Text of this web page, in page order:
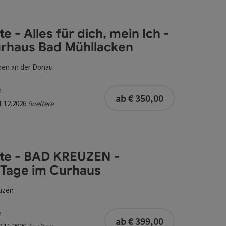
verfeinert werden kann. Die Ergebnisse in der Liste
Bad Mühllacken
- Alles für dich, mein Ich -
Bad Mühllacken
an der Donau
(weitere
ab € 350,00
Curhaus
- BAD KREUZEN -
im Curhaus
ab € 399,00